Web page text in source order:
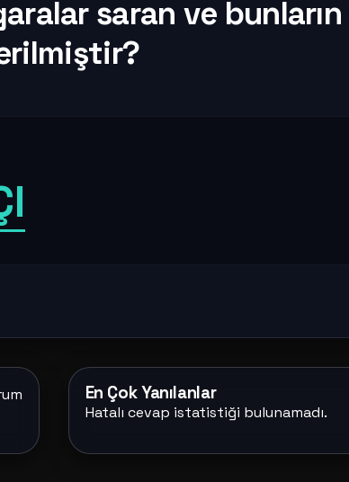
saran ve
En Çok Yanılanlar
Hatalı cevap istatistiği bulunamadı.